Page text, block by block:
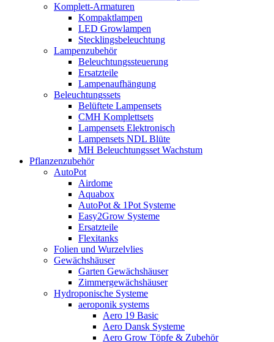
Komplett-Armaturen
Kompaktlampen
LED Growlampen
Stecklingsbeleuchtung
Lampenzubehör
Beleuchtungssteuerung
Ersatzteile
Lampenaufhängung
Beleuchtungssets
Belüftete Lampensets
CMH Komplettsets
Lampensets Elektronisch
Lampensets NDL Blüte
MH Beleuchtungsset Wachstum
Pflanzenzubehör
AutoPot
Airdome
Aquabox
AutoPot & 1Pot Systeme
Easy2Grow Systeme
Ersatzteile
Flexitanks
Folien und Wurzelvlies
Gewächshäuser
Garten Gewächshäuser
Zimmergewächshäuser
Hydroponische Systeme
aeroponik systems
Aero 19 Basic
Aero Dansk Systeme
Aero Grow Töpfe & Zubehör